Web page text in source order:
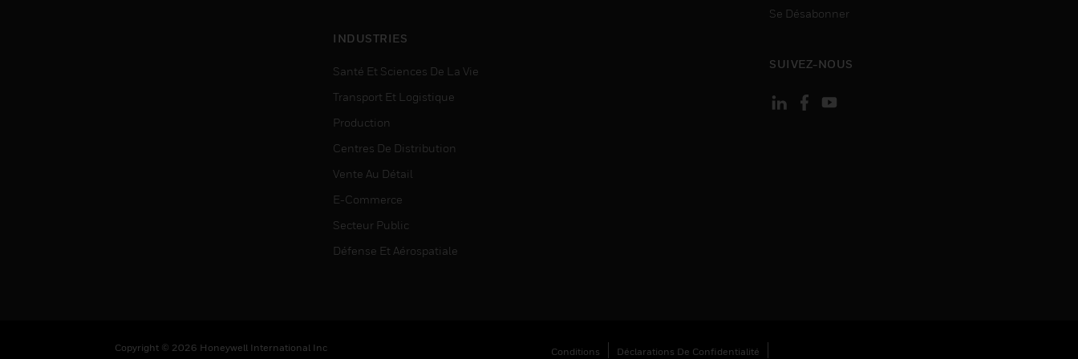
INDUSTRIES
Santé Et Sciences De La Vie
Transport Et Logistique
Production
Centres De Distribution
Vente Au Détail
E-Commerce
Secteur Public
Défense Et Aérospatiale
Se Désabonner
SUIVEZ-NOUS
Copyright © 2026 Honeywell International Inc Conditions Déclarations De Confidentialité